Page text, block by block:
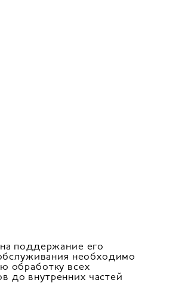
поддержание его
необходимо
обработку всех
до внутренних частей